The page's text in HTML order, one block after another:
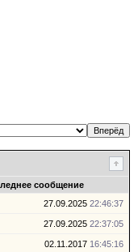
сообщение
27.09.2025 22:46:37
27.09.2025 22:37:05
02.11.2017 16:45:16